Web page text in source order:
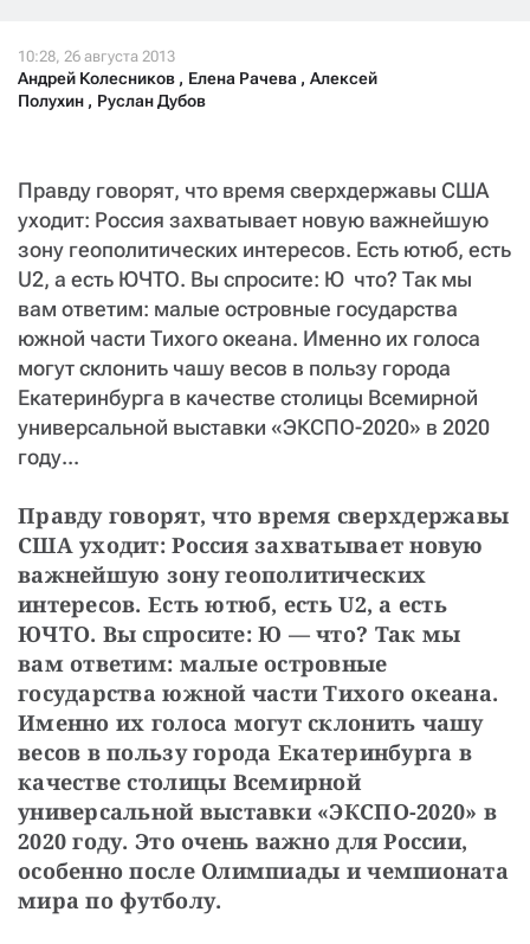
Андрей Колесников , Елена Рачева , Алексей
Полухин , Руслан Дубов
Правду говорят, что время сверхдержавы США
уходит: Россия захватывает новую важнейшую
зону геополитических интересов. Есть ютюб, есть
U2, а есть ЮЧТО. Вы спросите: Ю  что? Так мы
вам ответим: малые островные государства
южной части Тихого океана. Именно их голоса
могут склонить чашу весов в пользу города
Екатеринбурга в качестве столицы Всемирной
универсальной выставки «ЭКСПО-2020» в 2020
году...
Правду говорят, что время сверхдержавы
США уходит: Россия захватывает новую
важнейшую зону геополитических
интересов. Есть ютюб, есть U2, а есть
ЮЧТО. Вы спросите: Ю — что? Так мы
вам ответим: малые островные
государства южной части Тихого океана.
Именно их голоса могут склонить чашу
весов в пользу города Екатеринбурга в
качестве столицы Всемирной
универсальной выставки «ЭКСПО-2020» в
2020 году. Это очень важно для России,
особенно после Олимпиады и чемпионата
мира по футболу.
СТАТЬ СОУЧАСТНИКОМ
ПОДЕЛИТЬСЯ С ДРУЗЬЯМИ
+7 (929) 612-03-68